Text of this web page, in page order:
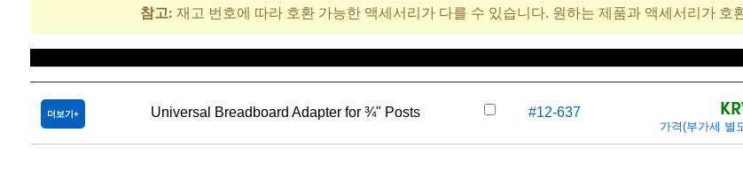
참고: 재고 번호에 따라 호환 가능한 액세서리가 다를 수 있습니다. 원하는 제품과 액세서리가 호
더보기 Universal Breadboard Adapter for ¾" Posts #12-637
가격(부가세 별